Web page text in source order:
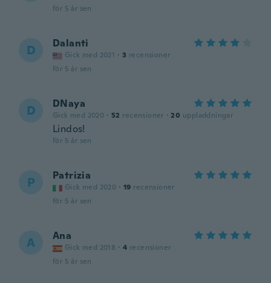
för 5 år sen
D Dalanti
Gick med 2021 · 3 recensioner
för 5 år sen
D DNaya
Gick med 2020 · 52 recensioner · 20 uppladdningar
Lindos!
för 5 år sen
P Patrizia
Gick med 2020 · 19 recensioner
för 5 år sen
A Ana
Gick med 2018 · 4 recensioner
för 5 år sen